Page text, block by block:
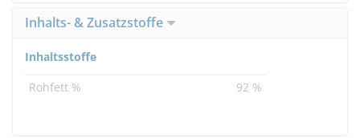
Inhalts- & Zusatzstoffe
Inhaltsstoffe
Rohfett %
92 %